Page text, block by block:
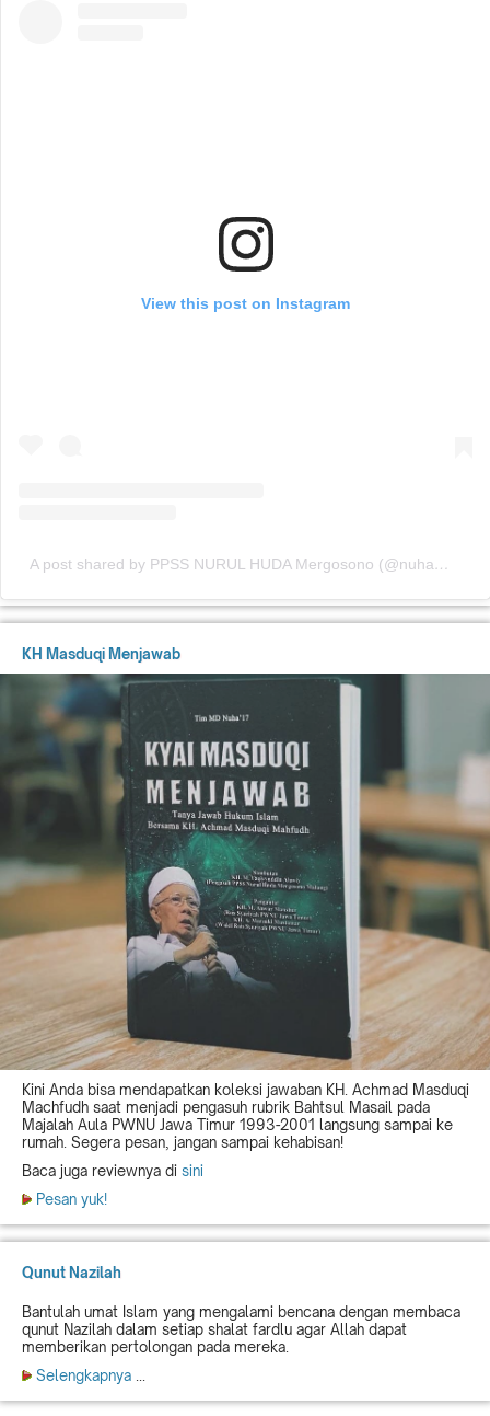
View this post on Instagram
A post shared by PPSS NURUL HUDA Mergosono (@nuhamergosono)
KH Masduqi Menjawab
Kini Anda bisa mendapatkan koleksi jawaban KH. Achmad Masduqi
Machfudh saat menjadi pengasuh rubrik Bahtsul Masail pada
Majalah Aula PWNU Jawa Timur 1993-2001 langsung sampai ke
rumah. Segera pesan, jangan sampai kehabisan!
Baca juga reviewnya di sini
Pesan yuk!
Qunut Nazilah
Bantulah umat Islam yang mengalami bencana dengan membaca
qunut Nazilah dalam setiap shalat fardlu agar Allah dapat
memberikan pertolongan pada mereka.
Selengkapnya ...